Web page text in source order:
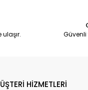
HİZMETLERİ